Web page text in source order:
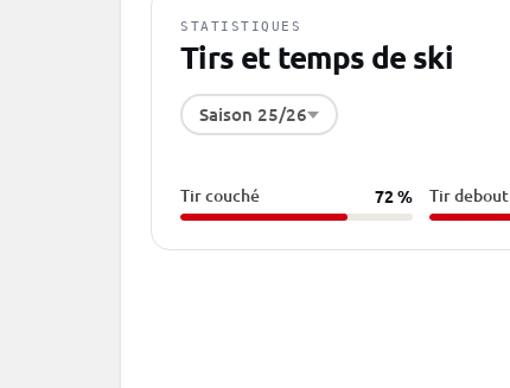
STATISTIQUES
Tirs et temps de ski
Saison 25/26
Tir couché 72 % Tir debout